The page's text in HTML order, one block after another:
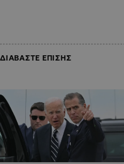
ΔΙΑΒΑΣΤΕ ΕΠΙΣΗΣ